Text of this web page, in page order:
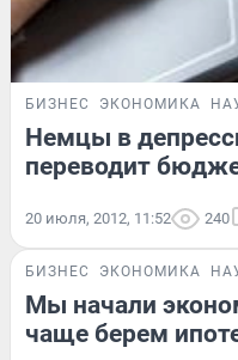
БИЗНЕС ЭКОНОМИКА
Немцы в
переводит
20 июля, 2012, 11:52 240
БИЗНЕС ЭКОНОМИКА
Мы начали
чаще берем